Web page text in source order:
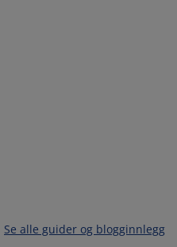
Se alle guider og blogginnlegg